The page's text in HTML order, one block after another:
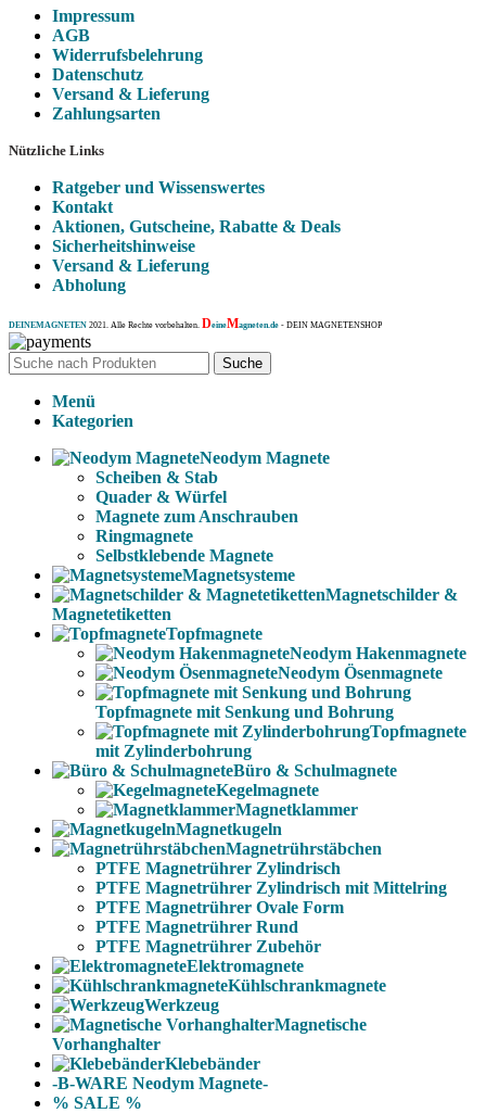
Impressum
AGB
Widerrufsbelehrung
Datenschutz
Versand & Lieferung
Zahlungsarten
Nützliche Links
Ratgeber und Wissenswertes
Kontakt
Aktionen, Gutscheine, Rabatte & Deals
Sicherheitshinweise
Versand & Lieferung
Abholung
DEINEMAGNETEN 2021. Alle Rechte vorbehalten. DeineMagneten.de - DEIN MAGNETENSHOP
Suche
Menü
Kategorien
Neodym Magnete
Scheiben & Stab
Quader & Würfel
Magnete zum Anschrauben
Ringmagnete
Selbstklebende Magnete
Magnetsysteme
Magnetschilder &
Magnetetiketten
Topfmagnete
Neodym Hakenmagnete
Neodym Ösenmagnete
Topfmagnete mit Senkung und Bohrung
Topfmagnete
mit Zylinderbohrung
Büro & Schulmagnete
Kegelmagnete
Magnetklammer
Magnetkugeln
Magnetrührstäbchen
PTFE Magnetrührer Zylindrisch
PTFE Magnetrührer Zylindrisch mit Mittelring
PTFE Magnetrührer Ovale Form
PTFE Magnetrührer Rund
PTFE Magnetrührer Zubehör
Elektromagnete
Kühlschrankmagnete
Werkzeug
Magnetische
Vorhanghalter
Klebebänder
-B-WARE Neodym Magnete-
% SALE %